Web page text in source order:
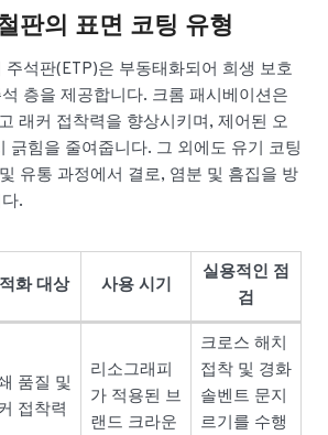
판의 표면 코팅 유형
주석판(ETP)은 부동태화되어 희생 보호
층을 제공합니다. 크롬 패시베이션은
래커 접착력을 향상시키며, 제어된 오
긁힘을 줄여줍니다. 그 외에도 유기 코팅
유통 과정에서 결로, 염분 및 흠집을 방
.
화 대상 사용 시기
실용적인 점
검
품질 및
접착력
리소그래피
가 적용된 브
랜드 크라운
크로스 해치
접착 및 경화
솔벤트 문지
르기를 수행